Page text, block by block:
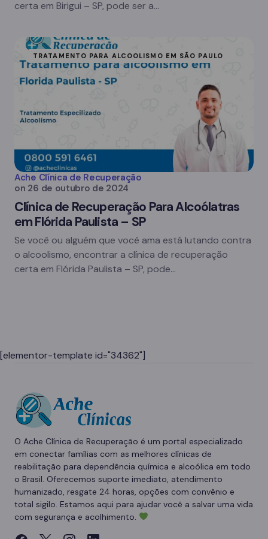
certa em Birigui – SP, pode ser a…
TRATAMENTO PARA ALCOOLISMO EM SÃO PAULO
Ache Clínica de Recuperação
on 26 de outubro de 2024
Clínica de Recuperação Para Alcoólatras
em Flórida Paulista – SP
Se você ou alguém que você ama está lutando contra
o alcoolismo, encontrar a clínica de recuperação
certa em Flórida Paulista – SP, pode…
[elementor-template id="34362"]
O Ache Clínica de Recuperação é um portal especializado
em conectar famílias com as melhores clínicas de
reabilitação para dependência química e alcoólica em todo
o Brasil. Oferecemos suporte imediato, atendimento
humanizado, resgate 24 horas, opções com convênio e
total sigilo. Estamos aqui para ajudar você a salvar uma vida
com segurança e acolhimento.